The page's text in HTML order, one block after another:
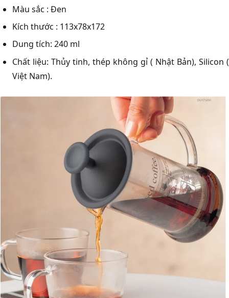
Màu sắc : Đen
Kích thước : 113x78x172
Dung tích: 240 ml
Chất liệu: Thủy tinh, thép không gỉ ( Nhật Bản), Silicon (
Việt Nam).